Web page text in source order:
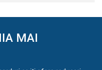
MAI